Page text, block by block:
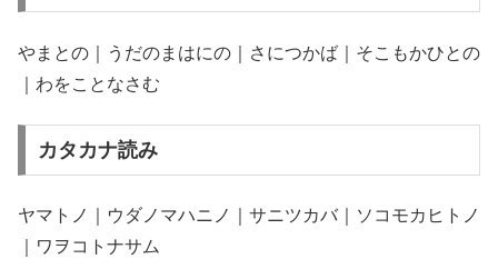
やまとの｜うだのまはにの｜さにつかば｜そこもかひとの
｜わをことなさむ
カタカナ読み
ヤマトノ｜ウダノマハニノ｜サニツカバ｜ソコモカヒトノ
｜ワヲコトナサム